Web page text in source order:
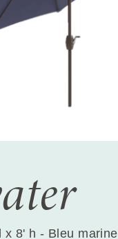
x 8' h - Bleu marine